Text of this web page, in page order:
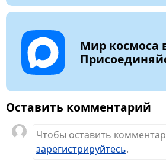
Мир космоса
Оставить комментарий
Чтобы оставить
зарегистрируйтесь.